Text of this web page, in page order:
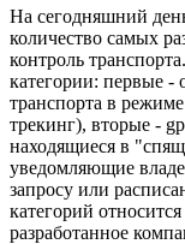
На сегодняшний
количество самых
контроль
категории: первые
транспорта в
трекинг), вторые -
находящиеся в
уведомляющие
запросу или
категорий
разработанное